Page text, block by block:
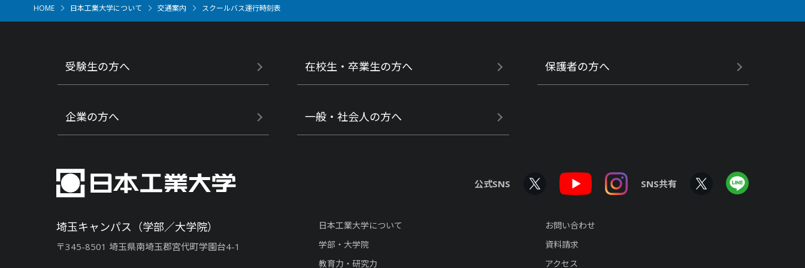
HOME 日本工業大学について 交通案内 スクールバス運行時刻表
受験生の方へ 在校生・卒業生の方へ 保護者の方へ
企業の方へ 一般・社会人の方へ
埼玉キャンパス（学部／大学院）
〒345-8501 埼玉県南埼玉郡宮代町学園台4-1
日本工業大学について
学部・大学院
教育力・研究力
お問い合わせ
資料請求
アクセス
公式SNS SNS共有